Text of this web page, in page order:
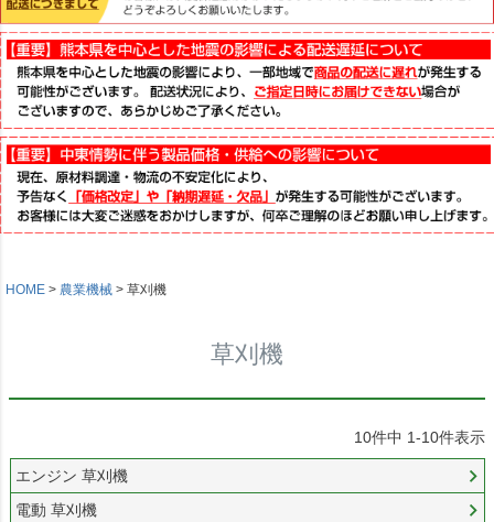
HOME 農業機械 草刈機
草刈機
10件中 1-10件表示
エンジン 草刈機
電動 草刈機